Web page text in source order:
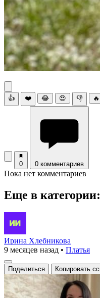
👍 ❤️ 😂 😍 👎 🔥
0 0 комментариев
Пока нет комментариев
Еще в
Ирина Хлебникова
9 месяцев назад • Платья
Поделиться Копировать